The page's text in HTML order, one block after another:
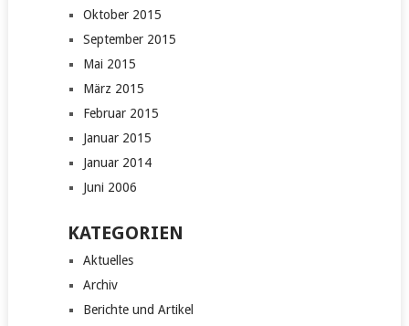
Oktober 2015
September 2015
Mai 2015
März 2015
Februar 2015
Januar 2015
Januar 2014
Juni 2006
KATEGORIEN
Aktuelles
Archiv
Berichte und Artikel